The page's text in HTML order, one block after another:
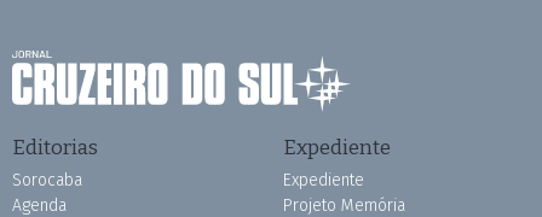
Editorias
Sorocaba
Agenda
Expediente
Expediente
Projeto Memória